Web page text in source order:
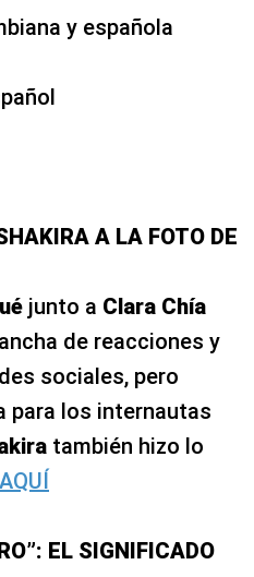
y española
A LA FOTO DE
junto a Clara Chía
de reacciones y
sociales, pero
para los internautas
también hizo lo
EL SIGNIFICADO